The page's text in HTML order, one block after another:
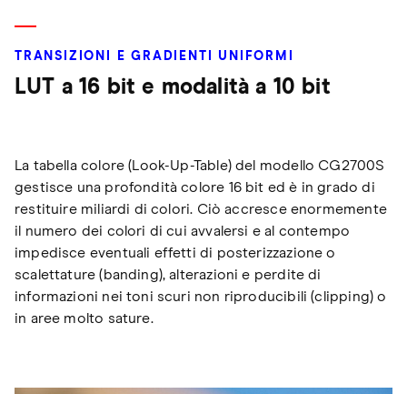
TRANSIZIONI E GRADIENTI UNIFORMI
LUT a 16 bit e modalità a 10 bit
La tabella colore (Look-Up-Table) del modello CG2700S
gestisce una profondità colore 16 bit ed è in grado di
restituire miliardi di colori. Ciò accresce enormemente
il numero dei colori di cui avvalersi e al contempo
impedisce eventuali effetti di posterizzazione o
scalettature (banding), alterazioni e perdite di
informazioni nei toni scuri non riproducibili (clipping) o
in aree molto sature.